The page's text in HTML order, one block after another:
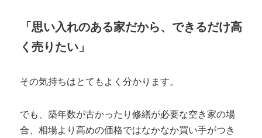
「思い入れのある家だから、できるだけ高
く売りたい」
その気持ちはとてもよく分かります。
でも、築年数が古かったり修繕が必要な空き家の場
合、相場より高めの価格ではなかなか買い手がつき